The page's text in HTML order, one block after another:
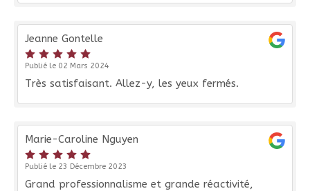
Jeanne Gontelle
Publié le 02 Mars 2024
Très satisfaisant. Allez-y, les yeux fermés.
Marie-Caroline Nguyen
Publié le 23 Décembre 2023
Grand professionnalisme et grande réactivité,